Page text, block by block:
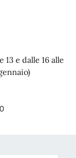
e dalle 16 alle